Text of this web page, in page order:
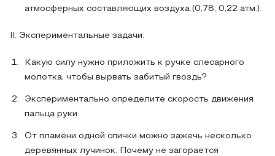
атмосферных составляющих воздуха (0,78; 0,22 атм.).
II. Экспериментальные задачи:
Какую силу нужно приложить к ручке слесарного
молотка, чтобы вырвать забитый гвоздь?
Экспериментально определите скорость движения
пальца руки.
От пламени одной спички можно зажечь несколько
деревянных лучинок. Почему не загорается